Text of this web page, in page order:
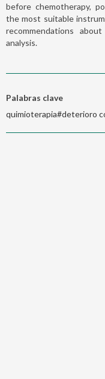
before chemotherapy,
the most suitable
recommendations
analysis.
Palabras clave
quimioterapia#deterioro